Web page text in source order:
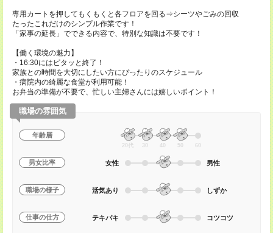
専用カートを押してもくもくと各フロアを回る⇒シーツやごみの回収
たったこれだけのシンプル作業です！
「家事の延長」でできる内容で、特別な知識は不要です！
【働く環境の魅力】
・16:30にはピタッと終了！
家族との時間を大切にしたい方にぴったりのスケジュール
・病院内の綺麗な食堂が利用可能！
お弁当の準備が不要で、忙しい主婦さんには嬉しいポイント！
職場の雰囲気
年齢層
20代 30 40 50 60
男女比率 女性 男性
職場の様子 活気あり しずか
仕事の仕方 テキパキ コツコツ